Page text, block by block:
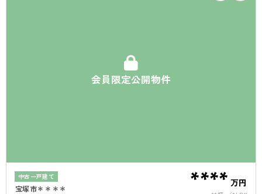
会員限定公開物件
中古一戸建て
宝塚市＊＊＊＊ **** 万円